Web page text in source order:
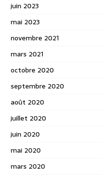
juin 2023
mai 2023
novembre 2021
mars 2021
octobre 2020
septembre 2020
août 2020
juillet 2020
juin 2020
mai 2020
mars 2020